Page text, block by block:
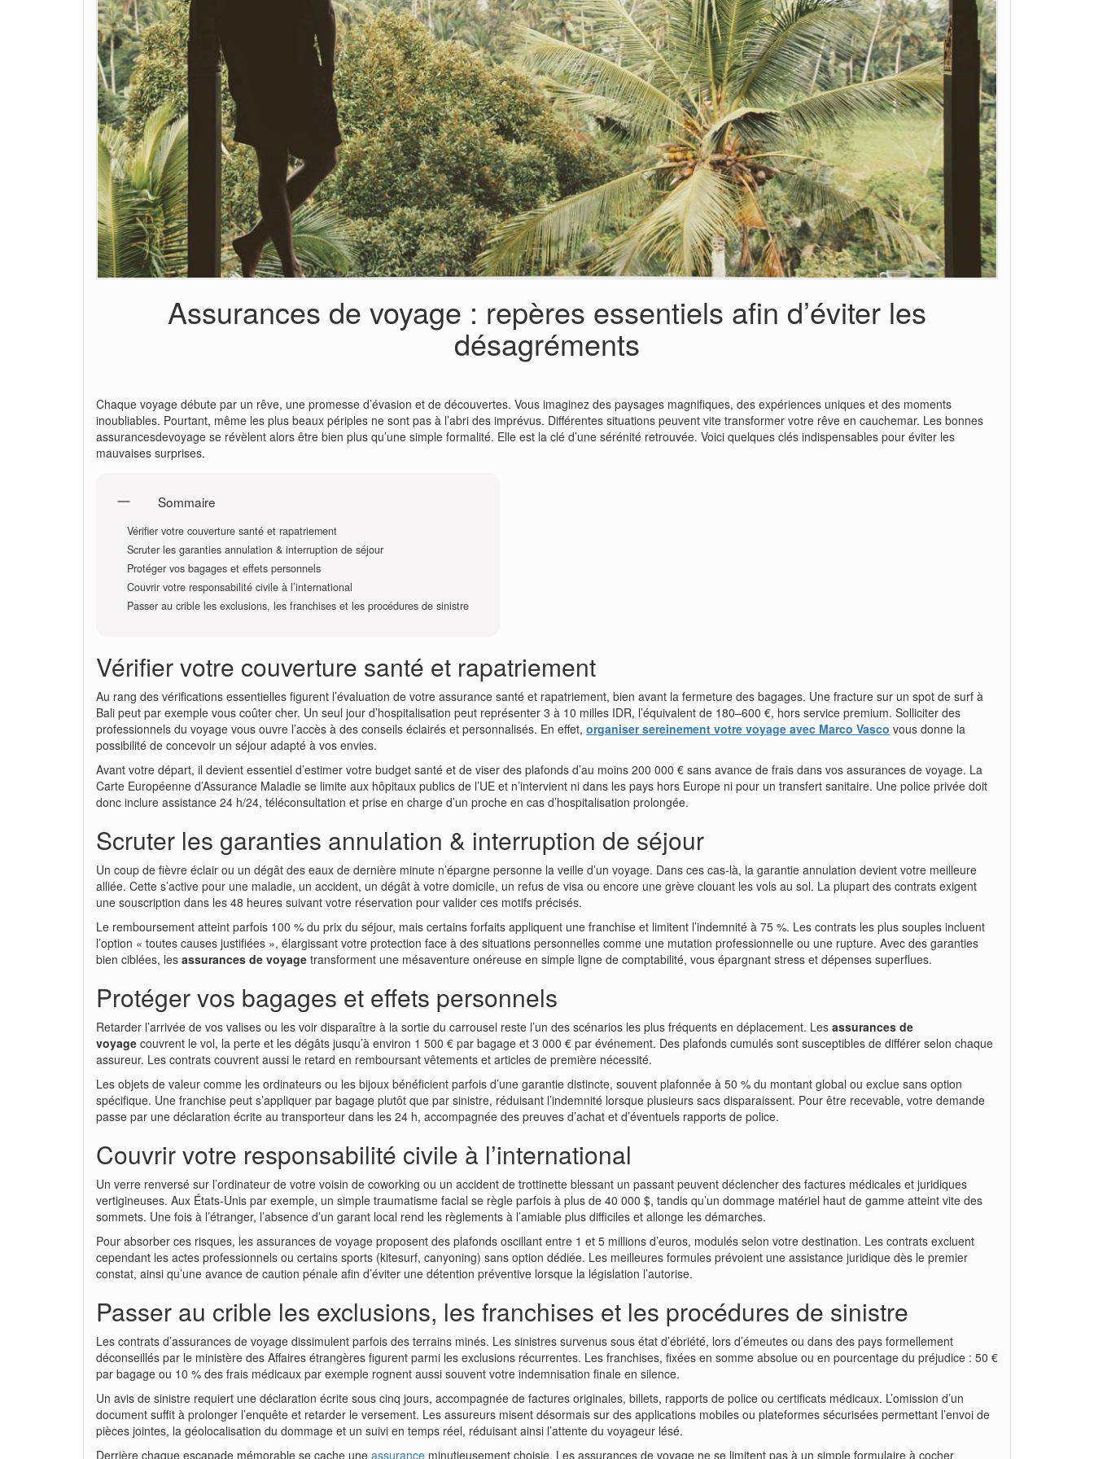
Assurances de voyage : repères essentiels afin d’éviter les
désagréments
Chaque voyage débute par un rêve, une promesse d’évasion et de découvertes. Vous imaginez des paysages magnifiques, des expériences uniques et des moments
inoubliables. Pourtant, même les plus beaux périples ne sont pas à l’abri des imprévus. Différentes situations peuvent vite transformer votre rêve en cauchemar. Les bonnes
assurancesdevoyage se révèlent alors être bien plus qu’une simple formalité. Elle est la clé d’une sérénité retrouvée. Voici quelques clés indispensables pour éviter les
mauvaises surprises.
Sommaire
Vérifier votre couverture santé et rapatriement
Scruter les garanties annulation & interruption de séjour
Protéger vos bagages et effets personnels
Couvrir votre responsabilité civile à l’international
Passer au crible les exclusions, les franchises et les procédures de sinistre
Vérifier votre couverture santé et rapatriement
Au rang des vérifications essentielles figurent l’évaluation de votre assurance santé et rapatriement, bien avant la fermeture des bagages. Une fracture sur un spot de surf à
Bali peut par exemple vous coûter cher. Un seul jour d’hospitalisation peut représenter 3 à 10 milles IDR, l’équivalent de 180–600 €, hors service premium. Solliciter des
professionnels du voyage vous ouvre l’accès à des conseils éclairés et personnalisés. En effet, organiser sereinement votre voyage avec Marco Vasco vous donne la
possibilité de concevoir un séjour adapté à vos envies.
Avant votre départ, il devient essentiel d’estimer votre budget santé et de viser des plafonds d’au moins 200 000 € sans avance de frais dans vos assurances de voyage. La
Carte Européenne d’Assurance Maladie se limite aux hôpitaux publics de l’UE et n’intervient ni dans les pays hors Europe ni pour un transfert sanitaire. Une police privée doit
donc inclure assistance 24 h/24, téléconsultation et prise en charge d’un proche en cas d’hospitalisation prolongée.
Scruter les garanties annulation & interruption de séjour
Un coup de fièvre éclair ou un dégât des eaux de dernière minute n’épargne personne la veille d’un voyage. Dans ces cas-là, la garantie annulation devient votre meilleure
alliée. Cette s’active pour une maladie, un accident, un dégât à votre domicile, un refus de visa ou encore une grève clouant les vols au sol. La plupart des contrats exigent
une souscription dans les 48 heures suivant votre réservation pour valider ces motifs précisés.
Le remboursement atteint parfois 100 % du prix du séjour, mais certains forfaits appliquent une franchise et limitent l’indemnité à 75 %. Les contrats les plus souples incluent
l’option « toutes causes justifiées », élargissant votre protection face à des situations personnelles comme une mutation professionnelle ou une rupture. Avec des garanties
bien ciblées, les assurances de voyage transforment une mésaventure onéreuse en simple ligne de comptabilité, vous épargnant stress et dépenses superflues.
Protéger vos bagages et effets personnels
Retarder l’arrivée de vos valises ou les voir disparaître à la sortie du carrousel reste l’un des scénarios les plus fréquents en déplacement. Les assurances de
voyage couvrent le vol, la perte et les dégâts jusqu’à environ 1 500 € par bagage et 3 000 € par événement. Des plafonds cumulés sont susceptibles de différer selon chaque
assureur. Les contrats couvrent aussi le retard en remboursant vêtements et articles de première nécessité.
Les objets de valeur comme les ordinateurs ou les bijoux bénéficient parfois d’une garantie distincte, souvent plafonnée à 50 % du montant global ou exclue sans option
spécifique. Une franchise peut s’appliquer par bagage plutôt que par sinistre, réduisant l’indemnité lorsque plusieurs sacs disparaissent. Pour être recevable, votre demande
passe par une déclaration écrite au transporteur dans les 24 h, accompagnée des preuves d’achat et d’éventuels rapports de police.
Couvrir votre responsabilité civile à l’international
Un verre renversé sur l’ordinateur de votre voisin de coworking ou un accident de trottinette blessant un passant peuvent déclencher des factures médicales et juridiques
vertigineuses. Aux États-Unis par exemple, un simple traumatisme facial se règle parfois à plus de 40 000 $, tandis qu’un dommage matériel haut de gamme atteint vite des
sommets. Une fois à l’étranger, l’absence d’un garant local rend les règlements à l’amiable plus difficiles et allonge les démarches.
Pour absorber ces risques, les assurances de voyage proposent des plafonds oscillant entre 1 et 5 millions d’euros, modulés selon votre destination. Les contrats excluent
cependant les actes professionnels ou certains sports (kitesurf, canyoning) sans option dédiée. Les meilleures formules prévoient une assistance juridique dès le premier
constat, ainsi qu’une avance de caution pénale afin d’éviter une détention préventive lorsque la législation l’autorise.
Passer au crible les exclusions, les franchises et les procédures de sinistre
Les contrats d’assurances de voyage dissimulent parfois des terrains minés. Les sinistres survenus sous état d’ébriété, lors d’émeutes ou dans des pays formellement
déconseillés par le ministère des Affaires étrangères figurent parmi les exclusions récurrentes. Les franchises, fixées en somme absolue ou en pourcentage du préjudice : 50 €
par bagage ou 10 % des frais médicaux par exemple rognent aussi souvent votre indemnisation finale en silence.
Un avis de sinistre requiert une déclaration écrite sous cinq jours, accompagnée de factures originales, billets, rapports de police ou certificats médicaux. L’omission d’un
document suffit à prolonger l’enquête et retarder le versement. Les assureurs misent désormais sur des applications mobiles ou plateformes sécurisées permettant l’envoi de
pièces jointes, la géolocalisation du dommage et un suivi en temps réel, réduisant ainsi l’attente du voyageur lésé.
Derrière chaque escapade mémorable se cache une assurance minutieusement choisie. Les assurances de voyage ne se limitent pas à un simple formulaire à cocher